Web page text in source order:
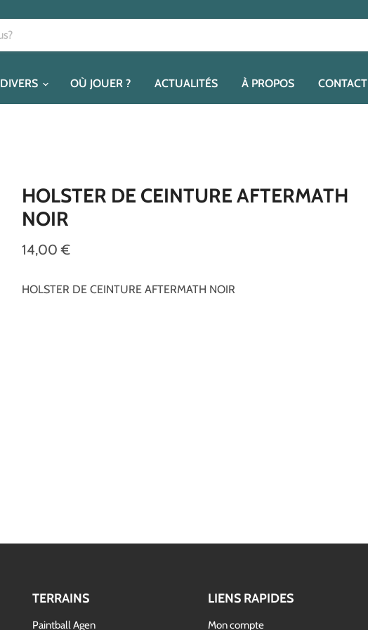
DIVERS OÙ JOUER ? ACTUALITÉS À PROPOS CONTACT
HOLSTER DE CEINTURE AFTERMATH
NOIR
14,00 €
HOLSTER DE CEINTURE AFTERMATH NOIR
TERRAINS
Paintball Agen
LIENS RAPIDES
Mon compte